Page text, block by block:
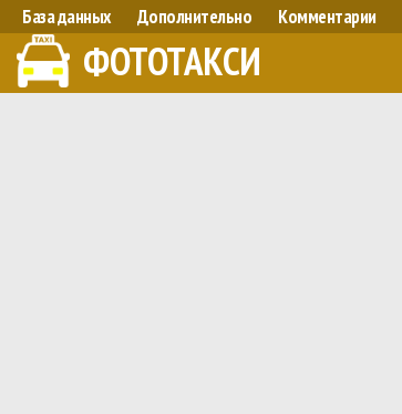
База данных Дополнительно Комментарии
ФОТОТАКСИ